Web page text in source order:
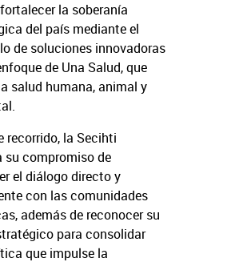
la soberanía
del país mediante el
de soluciones innovadoras
de Una Salud, que
salud humana, animal y
recorrido, la Secihti
su compromiso de
el diálogo directo y
con las comunidades
además de reconocer su
para consolidar
que impulse la